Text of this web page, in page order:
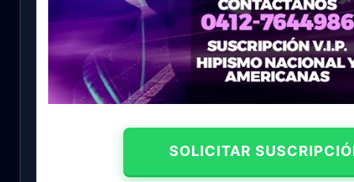
SOLICITAR